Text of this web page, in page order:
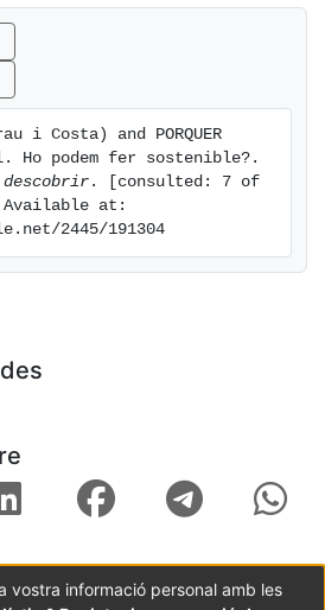
i Costa) and PORQUER
. [consulted: 7 of
Available at:
2445/191304
vostra informació personal amb les